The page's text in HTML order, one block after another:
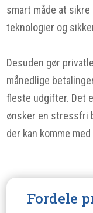
smart måde at
teknologier og
Desuden gør
månedlige
fleste udgifter. Det
ønsker en stressfri
der kan komme
Fordele